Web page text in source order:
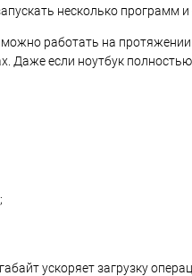
несколько программ
работать на
Даже если ноутбук
ускоряет загрузку